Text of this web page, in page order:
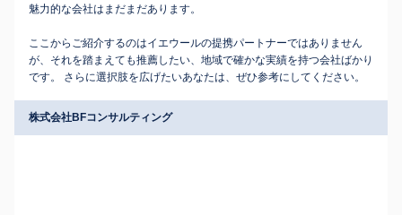
魅力的な会社はまだまだあります。
ここからご紹介するのはイエウールの提携パートナーではありません
が、それを踏まえても推薦したい、地域で確かな実績を持つ会社ばかり
です。 さらに選択肢を広げたいあなたは、ぜひ参考にしてください。
株式会社BFコンサルティング